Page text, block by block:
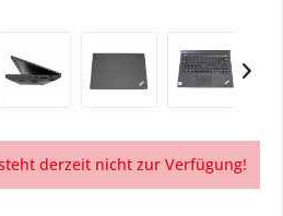
derzeit nicht zur Verfügung!